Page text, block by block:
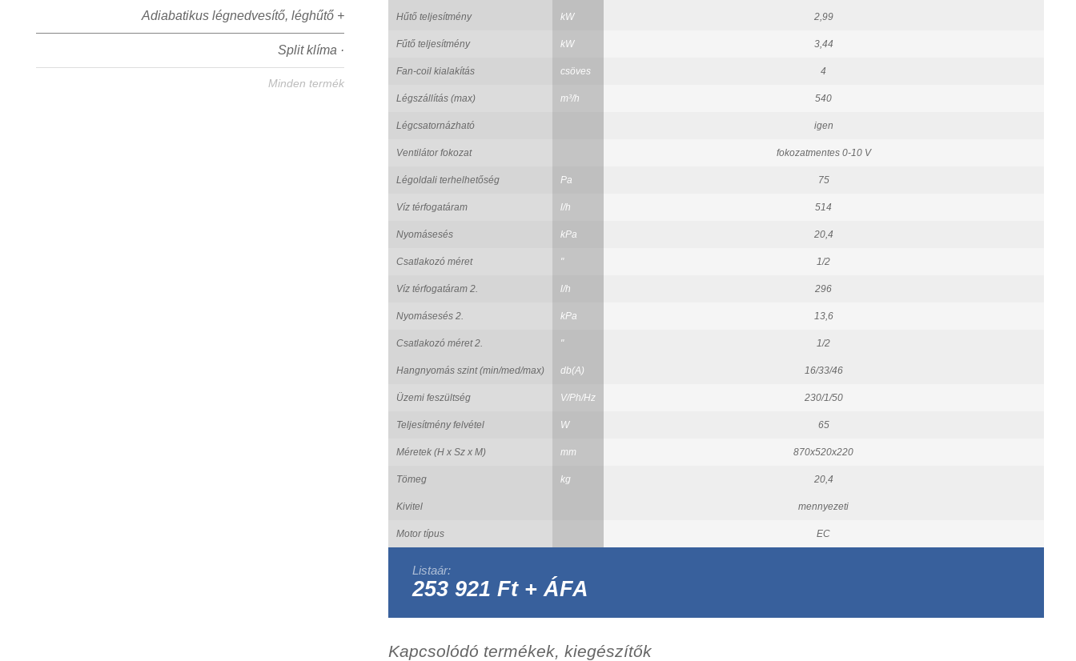
Adiabatikus légnedvesítő, léghűtő +
Split klíma ·
Minden termék
Hűtő teljesítmény kW 2,99
Fűtő teljesítmény kW 3,44
Fan-coil kialakítás csöves 4
Légszállítás (max) m³/h 540
Légcsatornázható igen
Ventilátor fokozat fokozatmentes 0-10 V
Légoldali terhelhetőség Pa 75
Víz térfogatáram l/h 514
Nyomásesés kPa 20,4
Csatlakozó méret " 1/2
Víz térfogatáram 2. l/h 296
Nyomásesés 2. kPa 13,6
Csatlakozó méret 2. " 1/2
Hangnyomás szint (min/med/max) db(A) 16/33/46
Üzemi feszültség V/Ph/Hz 230/1/50
Teljesítmény felvétel W 65
Méretek (H x Sz x M) mm 870x520x220
Tömeg kg 20,4
Kivitel mennyezeti
Motor típus EC
Listaár:
253 921 Ft + ÁFA
Kapcsolódó termékek, kiegészítők